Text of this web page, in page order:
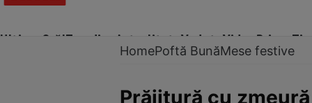
Ultima Oră!Trending Actualitate Vedete Video Prime Time
HomePoftă BunăMese festive
Prăjitură cu